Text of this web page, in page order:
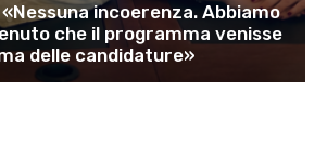
«Nessuna incoerenza. Abbiamo
che il programma venisse
delle candidature»